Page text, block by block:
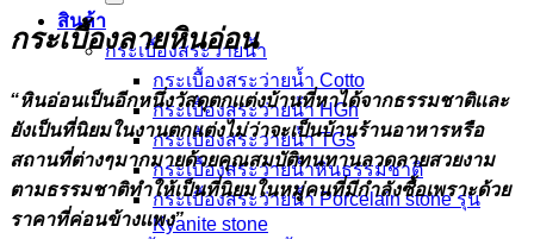
สินค้า
กระเบื้องสระว่ายนํ้า
กระเบื้องสระว่ายน้ำ Cotto
กระเบื้องสระว่ายน้ำ HGn
กระเบื้องสระว่ายน้ำ TGs
กระเบื้องสระว่ายน้ำหินธรรมชาติ
กระเบื้องสระว่ายนํ้า Porcelain stone รุ่น
Kyanite stone
กระเบื้องลายหินอ่อน
“หินอ่อนเป็นอีกหนึ่งวัสดุตกเเต่งบ้านที่หาได้จากธรรมชาติเเละ
ยังเป็นที่นิยมในงานตกเเต่งไม่ว่าจะเป็นบ้านร้านอาหารหรือ
สถานที่ต่างๆมากมายด้วยคุณสมบัติทนทานลวดลายสวยงาม
ตามธรรมชาติทำให้เป็นที่นิยมในหมู่คนที่มีกำลังซื้อเพราะด้วย
ราคาที่ค่อนข้างเเพง”